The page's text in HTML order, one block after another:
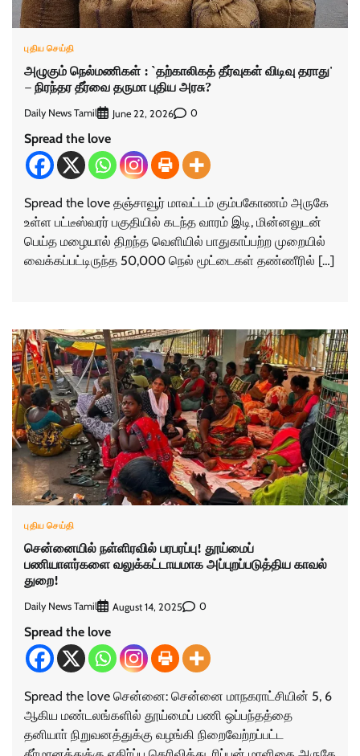
புதிய செய்தி
அழுகும் நெல்மணிகள் : `தற்காலிகத் தீர்வுகள் விடிவு தராது'
– நிரந்தர தீர்வை தருமா புதிய அரசு?
Daily News Tamil June 22, 2026 0
Spread the love
Spread the love தஞ்சாவூர் மாவட்டம் கும்பகோணம் அருகே
உள்ள பட்டீஸ்வரர் பகுதியில் கடந்த வாரம் இடி, மின்னலுடன்
பெய்த மழையால் திறந்த வெளியில் பாதுகாப்பற்ற முறையில்
வைக்கப்பட்டிருந்த 50,000 நெல் மூட்டைகள் தண்ணீரில் […]
புதிய செய்தி
சென்னையில் நள்ளிரவில் பரபரப்பு! தூய்மைப்
பணியாளர்களை வலுக்கட்டாயமாக அப்புறப்படுத்திய காவல்
துறை!
Daily News Tamil August 14, 2025 0
Spread the love
Spread the love சென்னை: சென்னை மாநகராட்சியின் 5, 6
ஆகிய மண்டலங்களில் தூய்மைப் பணி ஒப்பந்தத்தை
தனியாா் நிறுவனத்துக்கு வழங்கி நிறைவேற்றப்பட்ட